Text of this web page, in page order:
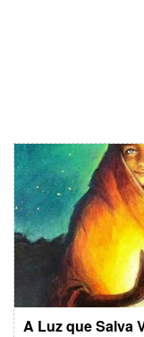
A Luz que Salva